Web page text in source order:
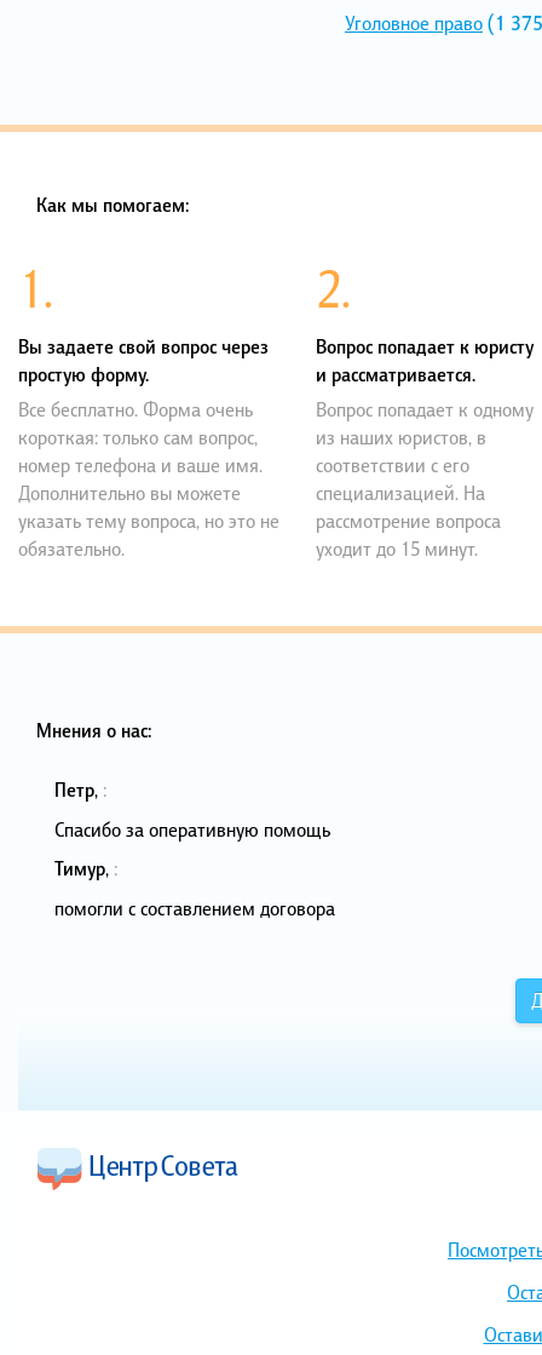
Уголовное право(1
Как мы помогаем:
1.
Вы задаете свой вопрос через
простую форму.
Все бесплатно. Форма очень
короткая: только сам вопрос,
номер телефона и ваше имя.
Дополнительно вы можете
указать тему вопроса, но это не
обязательно.
2.
Вопрос попадает к юристу
и рассматривается.
Вопрос попадает к одному
из наших юристов, в
соответствии с его
специализацией. На
рассмотрение вопроса
уходит до 15 минут.
Мнения о нас:
Петр, :
Спасибо за оперативную помощь
Тимур, :
помогли с составлением договора